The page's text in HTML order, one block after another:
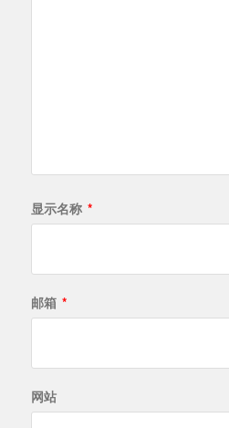
显示名称 *
邮箱 *
网站